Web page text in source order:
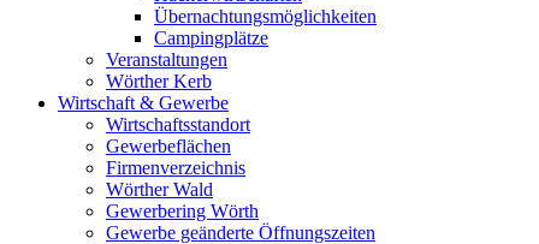
Übernachtungsmöglichkeiten
Campingplätze
Veranstaltungen
Wörther Kerb
Wirtschaft & Gewerbe
Wirtschaftsstandort
Gewerbeflächen
Firmenverzeichnis
Wörther Wald
Gewerbering Wörth
Gewerbe geänderte Öffnungszeiten